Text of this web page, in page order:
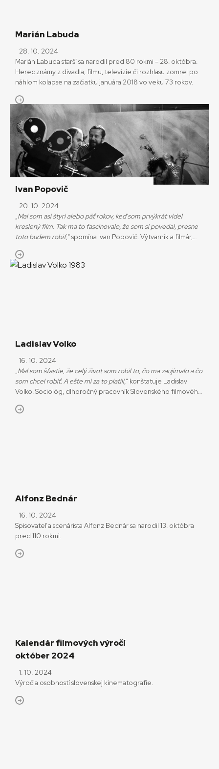
Marián Labuda
28. 10. 2024
Marián Labuda starší sa narodil pred 80 rokmi – 28. októbra.
Herec známy z divadla, filmu, televízie či rozhlasu zomrel po
náhlom kolapse na začiatku januára 2018 vo veku 73 rokov.
Ivan Popovič
20. 10. 2024
„Mal som asi štyri alebo päť rokov, keď som prvýkrát videl
kreslený film. Tak ma to fascinovalo, že som si povedal, presne
toto budem robiť,“ spomína Ivan Popovič. Výtvarník a filmár,
detské predsavzatie naplnil mierou vrchovatou.
Ladislav Volko
16. 10. 2024
„Mal som šťastie, že celý život som robil to, čo ma zaujímalo a čo
som chcel robiť. A ešte mi za to platili,“ konštatuje Ladislav
Volko. Sociológ, dlhoročný pracovník Slovenského filmového
Alfonz Bednár
16. 10. 2024
Spisovateľ a scenárista Alfonz Bednár sa narodil 13. októbra
pred 110 rokmi.
Kalendár filmových výročí
október 2024
1. 10. 2024
Výročia osobností slovenskej kinematografie.